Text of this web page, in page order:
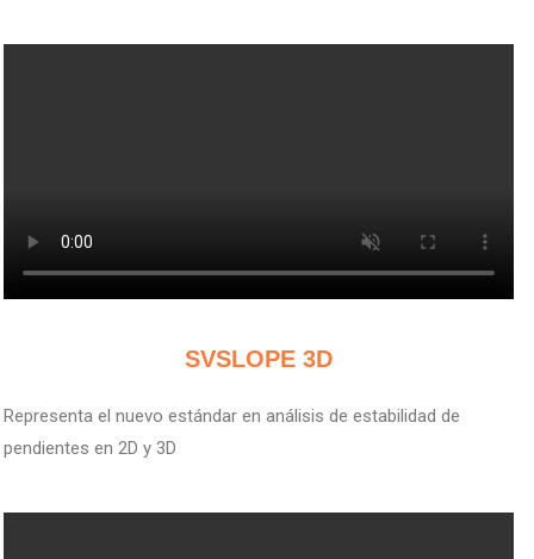
V
SVSLOPE 3D
Representa el nuevo estándar en análisis de estabilidad de
pendientes en 2D y 3D